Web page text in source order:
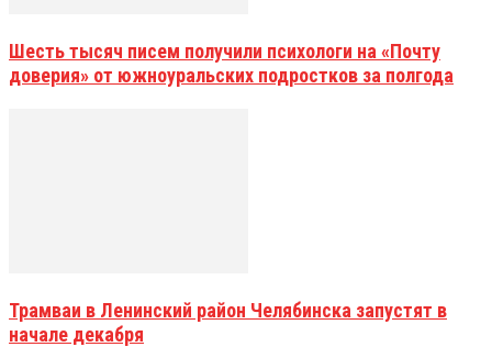
Шесть тысяч писем получили психологи на «Почту
доверия» от южноуральских подростков за полгода
Трамваи в Ленинский район Челябинска запустят в
начале декабря